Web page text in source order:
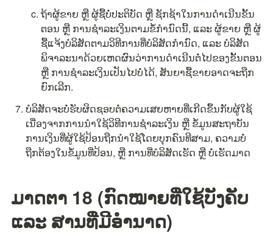
ຖ້າຜູ້ຂາຍ ຫຼື ຜູ້ຊື້ບໍ່ປະຕິບັດ ຫຼື ຊັກຊ້າໃນການດຳເນີນຂັ້ນ
ຕອນ ຫຼື ການຊຳລະເງິນຕາມຂໍ້ກຳນົດນີ້, ແລະ ຜູ້ຂາຍ ຫຼື ຜູ້
ຊື້ແຈ້ງບໍລິສັດຕາມວິທີການທີ່ບໍລິສັດກຳນົດ, ແລະ ບໍລິສັດ
ພິຈາລະນາດ້ວຍເຫດຜົນວ່າການດຳເນີນຕໍ່ໄປຂອງຂັ້ນຕອນ
ຫຼື ການຊຳລະເງິນເປັນໄປບໍ່ໄດ້, ສັນຍາຊື້ຂາຍອາດຈະຖືກ
ຍົກເລີກ.
ບໍລິສັດຈະບໍ່ຮັບຜິດຊອບຕໍ່ຄວາມເສຍຫາຍທີ່ເກີດຂຶ້ນກັບຜູ້ໃຊ້
ເນື່ອງຈາກການນຳໃຊ້ວິທີການຊຳລະເງິນ ຫຼື ຂໍ້ມູນສະຖາບັນ
ການເງິນທີ່ຜູ້ໃຊ້ປ້ອນຖືກນຳໃຊ້ໂດຍບຸກຄົນທີສາມ, ຄວາມບໍ່
ຖືກຕ້ອງໃນຂໍ້ມູນທີ່ປ້ອນ, ຫຼື ການທີ່ບໍລິສັດເຮັດ ຫຼື ບໍ່ເຮັດມາດ
ມາດຕາ 18 (ກົດໝາຍທີ່ໃຊ້ບັງຄັບ
ແລະ ສານທີ່ມີອຳນາດ)